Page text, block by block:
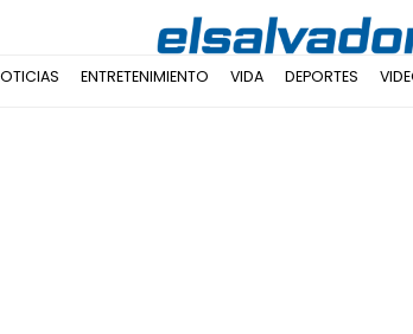
ENTRETENIMIENTO VIDA DEPORTES